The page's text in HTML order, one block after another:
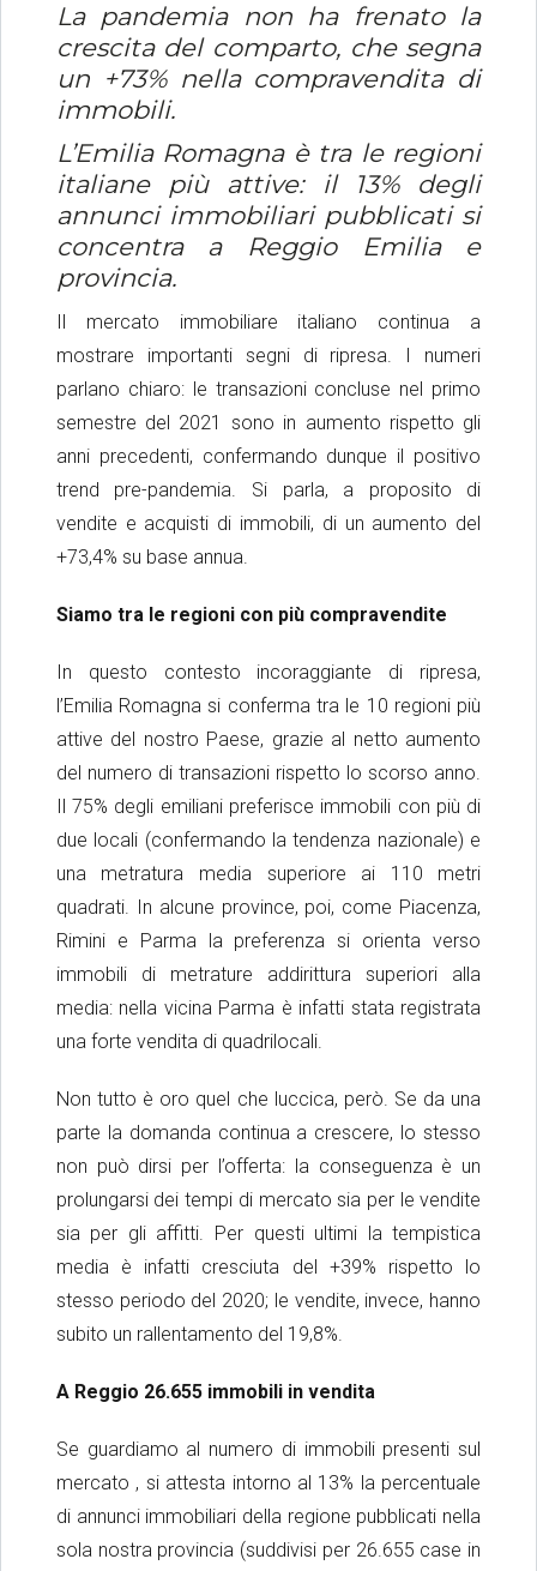
La pandemia non ha frenato la
crescita del comparto, che segna
un +73% nella compravendita di
immobili.
L’Emilia Romagna è tra le regioni
italiane più attive: il 13% degli
annunci immobiliari pubblicati si
concentra a Reggio Emilia e
provincia.
Il mercato immobiliare italiano continua a
mostrare importanti segni di ripresa. I numeri
parlano chiaro: le transazioni concluse nel primo
semestre del 2021 sono in aumento rispetto gli
anni precedenti, confermando dunque il positivo
trend pre-pandemia. Si parla, a proposito di
vendite e acquisti di immobili, di un aumento del
+73,4% su base annua.
Siamo tra le regioni con più compravendite
In questo contesto incoraggiante di ripresa,
l’Emilia Romagna si conferma tra le 10 regioni più
attive del nostro Paese, grazie al netto aumento
del numero di transazioni rispetto lo scorso anno.
Il 75% degli emiliani preferisce immobili con più di
due locali (confermando la tendenza nazionale) e
una metratura media superiore ai 110 metri
quadrati. In alcune province, poi, come Piacenza,
Rimini e Parma la preferenza si orienta verso
immobili di metrature addirittura superiori alla
media: nella vicina Parma è infatti stata registrata
una forte vendita di quadrilocali.
Non tutto è oro quel che luccica, però. Se da una
parte la domanda continua a crescere, lo stesso
non può dirsi per l’offerta: la conseguenza è un
prolungarsi dei tempi di mercato sia per le vendite
sia per gli affitti. Per questi ultimi la tempistica
media è infatti cresciuta del +39% rispetto lo
stesso periodo del 2020; le vendite, invece, hanno
subito un rallentamento del 19,8%.
A Reggio 26.655 immobili in vendita
Se guardiamo al numero di immobili presenti sul
mercato , si attesta intorno al 13% la percentuale
di annunci immobiliari della regione pubblicati nella
sola nostra provincia (suddivisi per 26.655 case in